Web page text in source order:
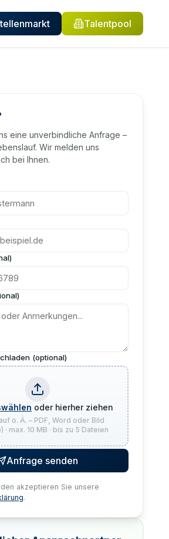
Talentpool
eine unverbindliche Anfrage –
Wir melden uns
bei Ihnen.
(optional)
oder hierher ziehen
o. Ä. – PDF, Word oder Bild
· max. 10 MB · bis zu 5 Dateien
Anfrage senden
akzeptieren Sie unsere
.